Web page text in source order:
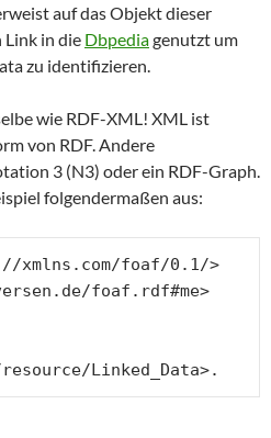
auf das Objekt dieser
Link in die Dbpediagenutzt um
zu identifizieren.
wie RDF-XML! XML ist
von RDF. Andere
3 (N3) oder ein RDF-Graph.
folgendermaßen aus:
xmlns.com/foaf/0.1/>
foaf.rdf#me>
Linked_Data>.